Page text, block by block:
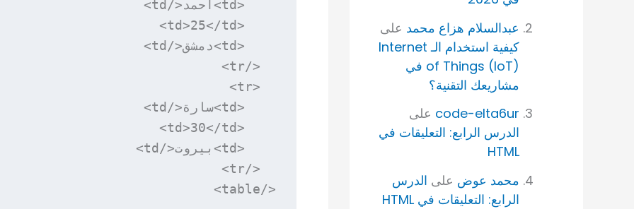
عبدالسلام هزاع محمد على
كيفية استخدام الـ Internet
of Things (IoT) في
مشاريعك التقنية؟
code-elta6ur على
الدرس الرابع: التعليقات في
HTML
محمد عوض على الدرس
الرابع: التعليقات في HTML
    <td>أحمد</td>
    <td>25</td>
    <td>دمشق</td>
  </tr>
  <tr>
    <td>سارة</td>
    <td>30</td>
    <td>بيروت</td>
  </tr>
</table>